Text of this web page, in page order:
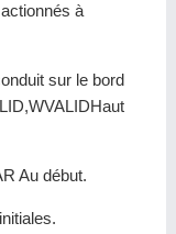
à
sur le bord
Au début.